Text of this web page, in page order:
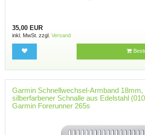
35,00 EUR
inkl. MwSt. zzgl. Versand
Garmin Schnellwechsel-Armband 18mm,
silberfarbener Schnalle aus Edelstahl
Garmin Forerunner 265s